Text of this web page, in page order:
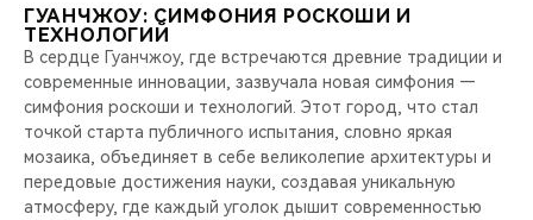
ГУАНЧЖОУ: СИМФОНИЯ РОСКОШИ И
ТЕХНОЛОГИЙ
В сердце Гуанчжоу, где встречаются древние традиции и
современные инновации, зазвучала новая симфония —
симфония роскоши и технологий. Этот город, что стал
точкой старта публичного испытания, словно яркая
мозаика, объединяет в себе великолепие архитектуры и
передовые достижения науки, создавая уникальную
атмосферу, где каждый уголок дышит современностью